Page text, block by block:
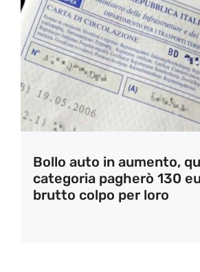
Bollo auto in aumento,
categoria pagherò 130
brutto colpo per loro